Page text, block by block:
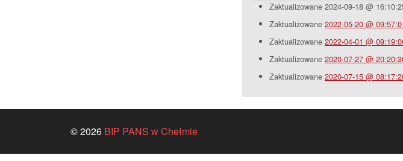
Zaktualizowane 2024-09-18 @
Zaktualizowane 2022-05-20 @
Zaktualizowane 2022-04-01 @
Zaktualizowane 2020-07-27 @
Zaktualizowane 2020-07-15 @
© 2026 BIP PANS w Chełmie